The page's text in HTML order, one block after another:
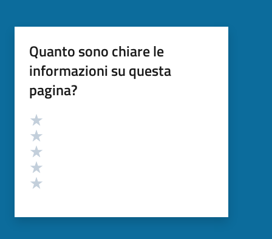
Quanto sono chiare le
informazioni su questa
pagina?
Valutazione